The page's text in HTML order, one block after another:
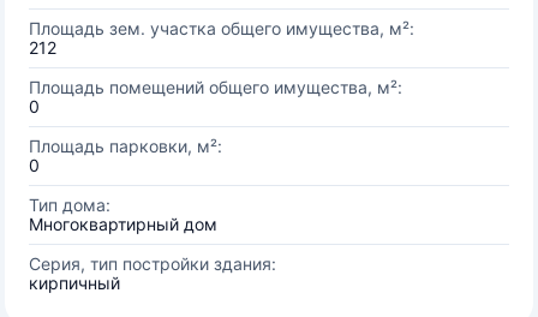
Площадь зем. участка общего имущества, м²:
212
Площадь помещений общего имущества, м²:
0
Площадь парковки, м²:
0
Тип дома:
Многоквартирный дом
Серия, тип постройки здания:
кирпичный